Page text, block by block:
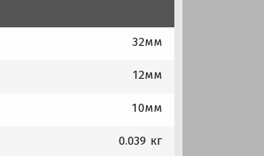
32мм
12мм
10мм
0.039 кг